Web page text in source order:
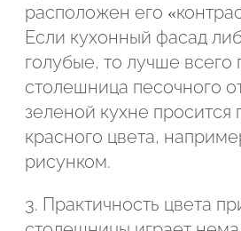
расположен его
Если кухонный фасад
голубые, то лучше всего
столешница песочного
зеленой кухне просится
красного цвета,
рисунком.
3. Практичность цвета